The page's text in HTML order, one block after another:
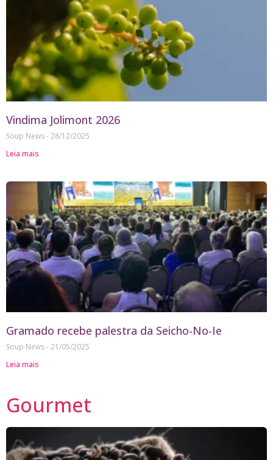
Vindima Jolimont 2026
Soup News 28/12/2025
Leia mais
Gramado recebe palestra da Seicho-No-Ie
Soup News 21/05/2025
Leia mais
Gourmet